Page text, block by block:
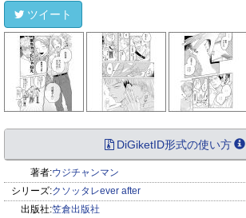
ツイート
DiGiketID形式の使い方
著者:ウジチャンマン
シリーズ:クソッタレever after
出版社:笠倉出版社